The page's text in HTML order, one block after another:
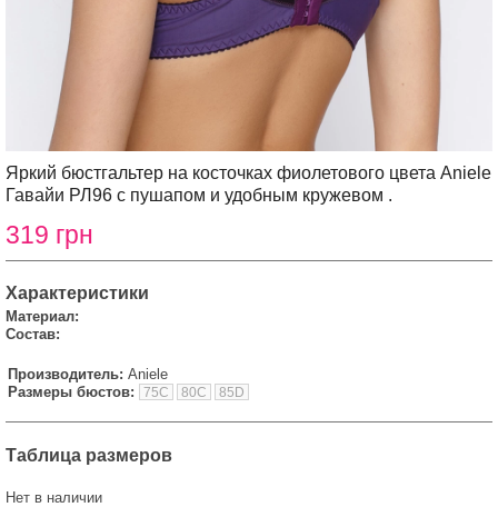
Яркий бюстгальтер на косточках фиолетового цвета Aniele
Гавайи РЛ96 с пушапом и удобным кружевом .
319 грн
Характеристики
Материал:
Состав:
Производитель: Aniele
Размеры бюстов:
75C 80C 85D
Таблица размеров
Нет в наличии